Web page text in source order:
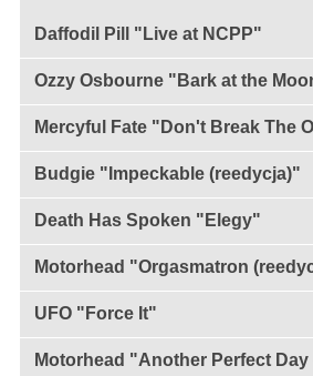
Daffodil Pill "Live at NCPP"
Ozzy Osbourne "Bark at the
Mercyful Fate "Don't Break The
Budgie "Impeckable (reedycja)"
Death Has Spoken "Elegy"
Motorhead "Orgasmatron
UFO "Force It"
Motorhead "Another Perfect